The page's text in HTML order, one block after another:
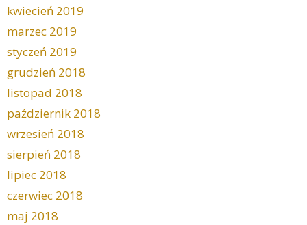
kwiecień 2019
marzec 2019
styczeń 2019
grudzień 2018
listopad 2018
październik 2018
wrzesień 2018
sierpień 2018
lipiec 2018
czerwiec 2018
maj 2018